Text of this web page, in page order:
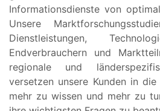
Informationsdienste von
Unsere
Dienstleistungen,
Endverbrauchern und
regionale und
versetzen unsere Kunden in
mehr zu wissen und mehr zu